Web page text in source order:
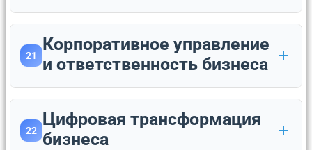
21
Корпоративное управление
и ответственность бизнеса
22
Цифровая трансформация
бизнеса